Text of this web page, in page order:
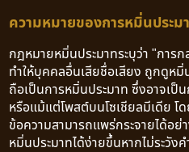
ความหมายของการหมิ่นประ
กฎหมายหมิ่นประมาทระบุว่า "การ
ทำให้บุคคลอื่นเสียชื่อเสียง ถูกดูห
ถือเป็นการหมิ่นประมาท ซึ่งอาจเป็
หรือแม้แต่โพสต์บนโซเชียลมีเดีย โ
ข้อความสามารถแพร่กระจายได้อย่
หมิ่นประมาทได้ง่ายขึ้นหากไม่ระวัง